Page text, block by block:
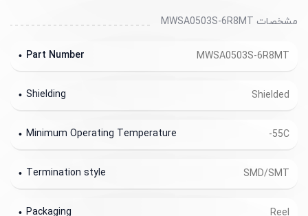
مشخصات MWSA0503S-6R8MT
MWSA0503S-6R8MT
Part Number
Shielded
Shielding
-55C
Minimum Operating Temperature
SMD/SMT
Termination style
Reel
Packaging